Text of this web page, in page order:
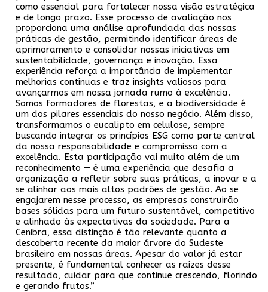
como essencial para fortalecer nossa visão estratégica
e de longo prazo. Esse processo de avaliação nos
proporciona uma análise aprofundada das nossas
práticas de gestão, permitindo identificar áreas de
aprimoramento e consolidar nossas iniciativas em
sustentabilidade, governança e inovação. Essa
experiência reforça a importância de implementar
melhorias contínuas e traz insights valiosos para
avançarmos em nossa jornada rumo à excelência.
Somos formadores de florestas, e a biodiversidade é
um dos pilares essenciais do nosso negócio. Além disso,
transformamos o eucalipto em celulose, sempre
buscando integrar os princípios ESG como parte central
da nossa responsabilidade e compromisso com a
excelência. Esta participação vai muito além de um
reconhecimento — é uma experiência que desafia a
organização a refletir sobre suas práticas, a inovar e a
se alinhar aos mais altos padrões de gestão. Ao se
engajarem nesse processo, as empresas construirão
bases sólidas para um futuro sustentável, competitivo
e alinhado às expectativas da sociedade. Para a
Cenibra, essa distinção é tão relevante quanto a
descoberta recente da maior árvore do Sudeste
brasileiro em nossas áreas. Apesar do valor já estar
presente, é fundamental conhecer as raízes desse
resultado, cuidar para que continue crescendo, florindo
e gerando frutos.”